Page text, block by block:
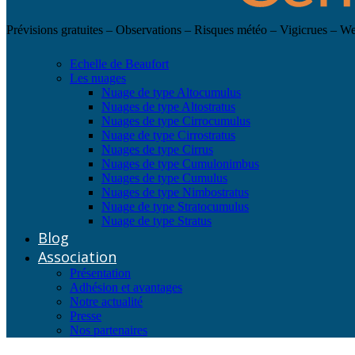
Prévisions gratuites – Observations – Risques météo – Vigicrues –
Echelle de Beaufort
Les nuages
Nuage de type Altocumulus
Nuages de type Altostratus
Nuages de type Cirrocumulus
Nuage de type Cirrostratus
Nuages de type Cirrus
Nuages de type Cumulonimbus
Nuages de type Cumulus
Nuages de type Nimbostratus
Nuage de type Stratocumulus
Nuage de type Stratus
Blog
Association
Présentation
Adhésion et avantages
Notre actualité
Presse
Nos partenaires